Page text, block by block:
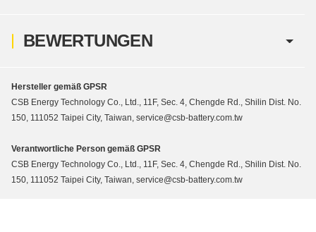
BEWERTUNGEN
Hersteller gemäß GPSR
CSB Energy Technology Co., Ltd., 11F, Sec. 4, Chengde Rd., Shilin Dist. No.
150, 111052 Taipei City, Taiwan, service@csb-battery.com.tw
Verantwortliche Person gemäß GPSR
CSB Energy Technology Co., Ltd., 11F, Sec. 4, Chengde Rd., Shilin Dist. No.
150, 111052 Taipei City, Taiwan, service@csb-battery.com.tw